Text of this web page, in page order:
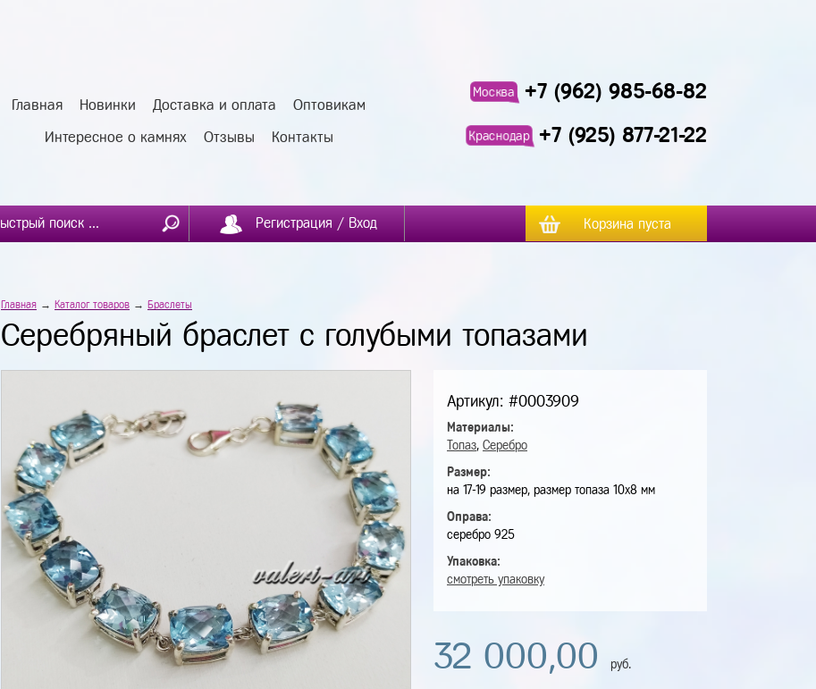
Главная Новинки Доставка и оплата Оптовикам
Интересное о камнях Отзывы Контакты
Москва +7 (962) 985-68-82
Краснодар +7 (925) 877-21-22
Регистрация / Вход Корзина пуста
Главная → Каталог товаров → Браслеты
Серебряный браслет с голубыми топазами
Артикул: #0003909
Материалы:
Топаз, Серебро
Размер:
на 17-19 размер, размер топаза 10х8 мм
Оправа:
серебро 925
Упаковка:
смотреть упаковку
32 000,00 руб.